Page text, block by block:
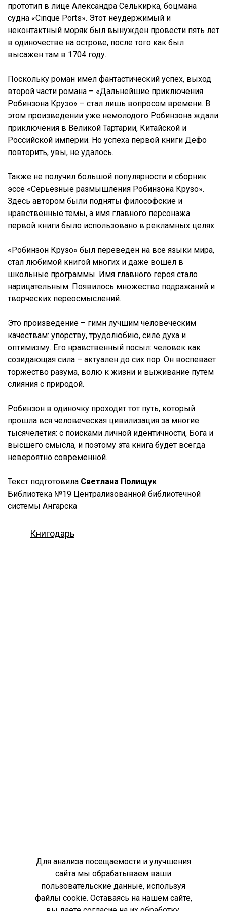
прототип в лице Александра Селькирка, боцмана
судна «Cinque Ports». Этот неудержимый и
неконтактный моряк был вынужден провести пять лет
в одиночестве на острове, после того как был
высажен там в 1704 году.
Поскольку роман имел фантастический успех, выход
второй части романа – «Дальнейшие приключения
Робинзона Крузо» – стал лишь вопросом времени. В
этом произведении уже немолодого Робинзона ждали
приключения в Великой Тартарии, Китайской и
Российской империи. Но успеха первой книги Дефо
повторить, увы, не удалось.
Также не получил большой популярности и сборник
эссе «Серьезные размышления Робинзона Крузо».
Здесь автором были подняты философские и
нравственные темы, а имя главного персонажа
первой книги было использовано в рекламных целях.
«Робинзон Крузо» был переведен на все языки мира,
стал любимой книгой многих и даже вошел в
школьные программы. Имя главного героя стало
нарицательным. Появилось множество подражаний и
творческих переосмыслений.
Это произведение – гимн лучшим человеческим
качествам: упорству, трудолюбию, силе духа и
оптимизму. Его нравственный посыл: человек как
созидающая сила – актуален до сих пор. Он воспевает
торжество разума, волю к жизни и выживание путем
слияния с природой.
Робинзон в одиночку проходит тот путь, который
прошла вся человеческая цивилизация за многие
тысячелетия: с поисками личной идентичности, Бога и
высшего смысла, и поэтому эта книга будет всегда
невероятно современной.
Текст подготовила Светлана Полищук
Библиотека №19 Централизованной библиотечной
системы Ангарска
Книгодарь
Для анализа посещаемости и улучшения
сайта мы обрабатываем ваши
пользовательские данные, используя
файлы cookie. Оставаясь на нашем сайте,